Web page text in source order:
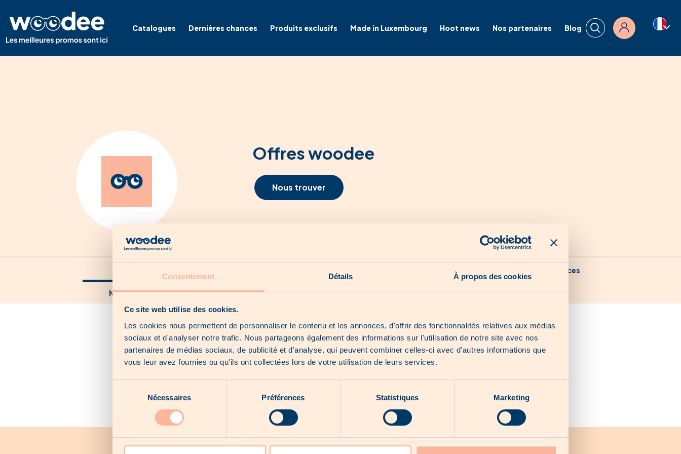
Consentement Détails À propos des cookies
Ce site web utilise des cookies.
Les cookies nous permettent de personnaliser le contenu et les annonces, d'offrir des fonctionnalités relatives aux médias
sociaux et d'analyser notre trafic. Nous partageons également des informations sur l'utilisation de notre site avec nos
partenaires de médias sociaux, de publicité et d'analyse, qui peuvent combiner celles-ci avec d'autres informations que
vous leur avez fournies ou qu'ils ont collectées lors de votre utilisation de leurs services.
consentement
Nécessaires Préférences Statistiques Marketing
Catalogues Dernières chances Produits exclusifs Made in Luxembourg Hoot news Nos partenaires Blog Connexion
Offres woodee
Nous trouver
Nos dernières chances
Nos offres locales Nos produits exclusifs À propos de nous
Aucun catalogue pour le moment...